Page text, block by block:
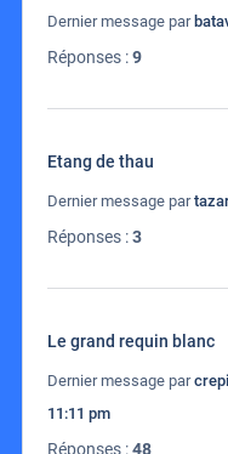
Dernier message par
Réponses :9
Etang de thau
Dernier message par
Réponses :3
Le grand requin blanc
Dernier message par
11:11 pm
Réponses :48